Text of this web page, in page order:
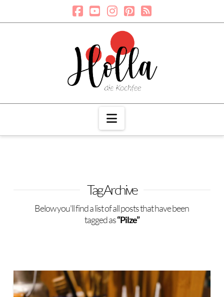
Navigation
Tag Archive
Below you'll find a list of all posts that have been
tagged as“Pilze”